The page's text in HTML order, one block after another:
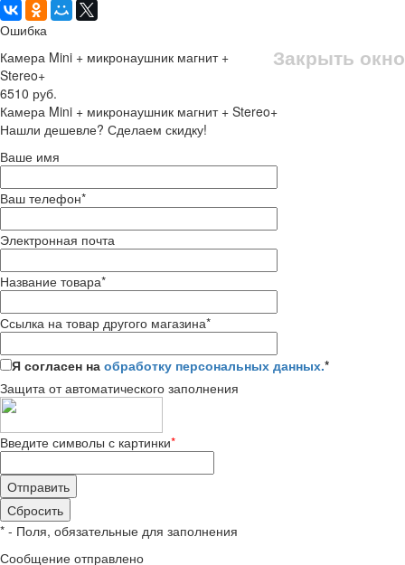
Ошибка
Закрыть окно
Камера Mini + микронаушник магнит +
Stereo+
6510 руб.
Камера Mini + микронаушник магнит + Stereo+
Нашли дешевле? Сделаем скидку!
Ваше имя
Ваш телефон*
Электронная почта
Название товара*
Ссылка на товар другого магазина*
Я согласен на обработку персональных данных.*
Защита от автоматического заполнения
Введите символы с картинки*
* - Поля, обязательные для заполнения
Сообщение отправлено